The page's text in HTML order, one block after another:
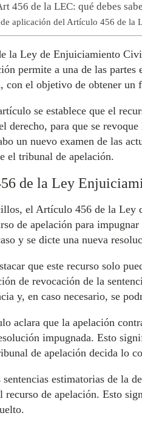
456 de la LEC: qué debes
aplicación del Artículo 456 de la
la Ley de Enjuiciamiento
permite a una de las partes
con el objetivo de obtener un
se establece que el
derecho, para que se
un nuevo examen de las
el tribunal de apelación.
de la Ley
el Artículo 456 de la Ley
de apelación para
y se dicte una nueva
que este recurso solo
de revocación de la
y, en caso necesario, se
aclara que la apelación
impugnada. Esto
de apelación decida lo
estimatorias de la
recurso de apelación. Esto